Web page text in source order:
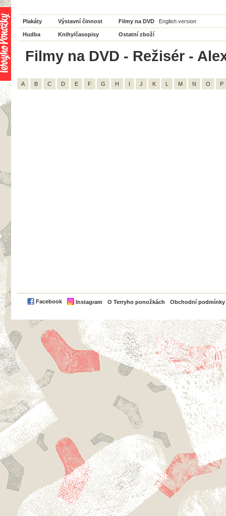
Plakáty Výstavní činnost Filmy na DVD English version
Hudba Knihy/časopisy Ostatní zboží
Filmy na DVD - Režisér -
A B C D E F G H I J K L M N O P
Facebook Instagram O Terryho ponožkách Obchodní podmínky
PayPal